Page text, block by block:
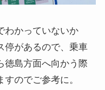
わかっていないか
停があるので、乗車
徳島方面へ向かう際
のでご参考に。